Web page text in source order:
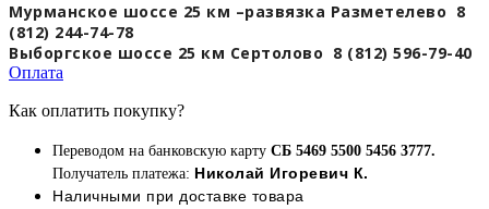
Мурманское шоссе 25 км –развязка Разметелево 8
(812) 244-74-78
Выборгское шоссе 25 км Сертолово 8 (812) 596-79-40
Оплата
Как оплатить покупку?
Переводом на банковскую карту СБ 5469 5500 5456 3777.
Получатель платежа: Николай Игоревич К.
Наличными при доставке товара